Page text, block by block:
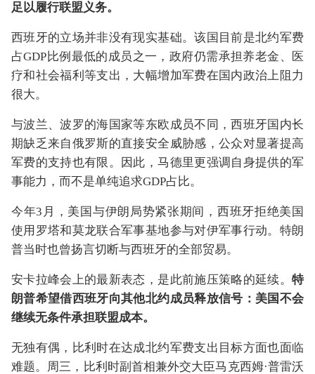
足以履行联盟义务。
西班牙的立场并非没有现实基础。该国目前是北约军费
占GDP比例最低的成员之一，政府仍需承担养老金、医
疗和社会福利等支出，大幅增加军费在国内政治上阻力
很大。
与波兰、波罗的海国家等东欧成员不同，西班牙国内长
期缺乏来自俄罗斯的直接安全威胁感，公众对显著提高
军费的支持也有限。因此，马德里更强调自身提供的军
事能力，而不是单纯追求GDP占比。
今年3月，美国与伊朗局势紧张期间，西班牙拒绝美国
使用罗塔和莫龙联合军事基地参与对伊军事行动。特朗
普当时也曾扬言切断与西班牙的全部贸易。
安卡拉峰会上的最新表态，是此前施压策略的延续。 特
朗普希望借西班牙向其他北约成员释放信号：美国不会
继续无条件承担联盟成本。
无独有偶，比利时在达成北约军费支出目标方面也面临
难题。周三，比利时副首相兼外交大臣马克西姆·普雷沃